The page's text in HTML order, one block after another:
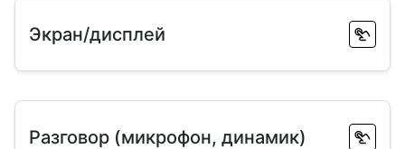
Экран/дисплей
Разговор (микрофон, динамик)